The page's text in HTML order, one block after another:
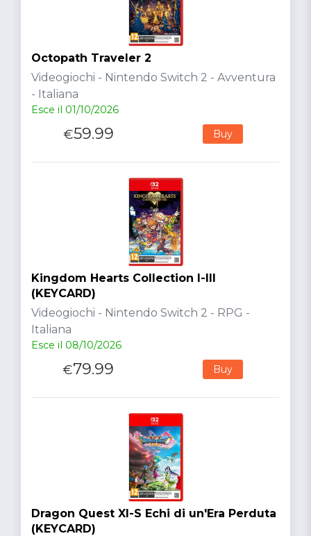
Octopath Traveler 2
Videogiochi - Nintendo Switch 2 - Avventura
- Italiana
Esce il 01/10/2026
€59.99 Buy
Kingdom Hearts Collection I-III
(KEYCARD)
Videogiochi - Nintendo Switch 2 - RPG -
Italiana
Esce il 08/10/2026
€79.99 Buy
Dragon Quest XI-S Echi di un'Era Perduta
(KEYCARD)